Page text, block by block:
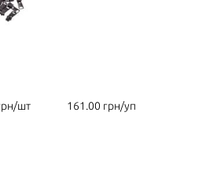
шт 161.00 грн/уп